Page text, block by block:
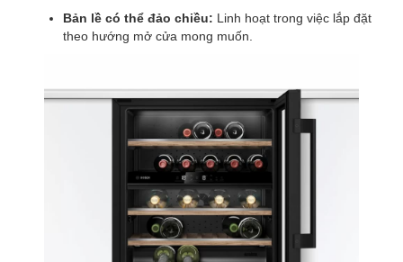
Bản lề có thể đảo chiều: Linh hoạt trong việc lắp đặt
theo hướng mở cửa mong muốn.